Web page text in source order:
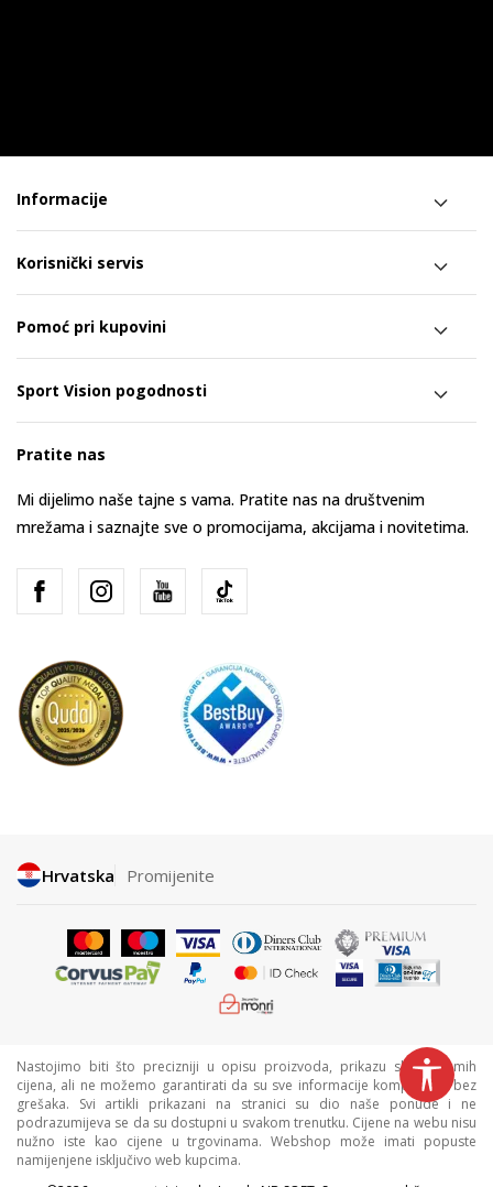
Informacije
Korisnički servis
Pomoć pri kupovini
Sport Vision pogodnosti
Pratite nas
Mi dijelimo naše tajne s vama. Pratite nas na društvenim
mrežama i saznajte sve o promocijama, akcijama i novitetima.
Hrvatska Promijenite
Nastojimo biti što precizniji u opisu proizvoda, prikazu slika i samih
cijena, ali ne možemo garantirati da su sve informacije kompletne i bez
grešaka. Svi artikli prikazani na stranici su dio naše ponude i ne
podrazumijeva se da su dostupni u svakom trenutku. Cijene na webu nisu
nužno iste kao cijene u trgovinama. Webshop može imati popuste
namijenjene isključivo web kupcima.